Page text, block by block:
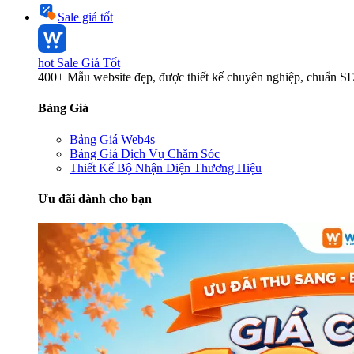
Sale giá tốt
hot Sale Giá Tốt
400+ Mẫu website đẹp, được thiết kế chuyên nghiệp, chuẩn
Bảng Giá
Bảng Giá Web4s
Bảng Giá Dịch Vụ Chăm Sóc
Thiết Kế Bộ Nhận Diện Thương Hiệu
Ưu đãi dành cho bạn